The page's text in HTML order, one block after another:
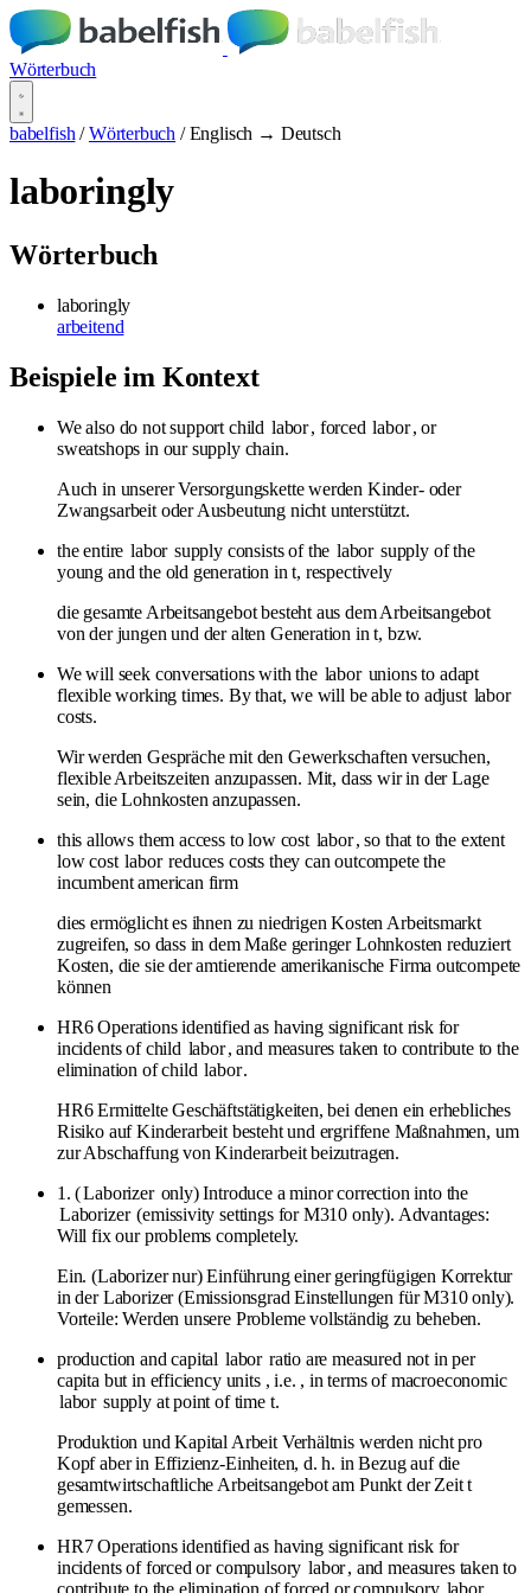
Wörterbuch
babelfish / Wörterbuch / Englisch → Deutsch
laboringly
Wörterbuch
laboringly
arbeitend
Beispiele im Kontext
We also do not support child labor, forced labor , or
sweatshops in our supply chain.
Auch in unserer Versorgungskette werden Kinder- oder
Zwangsarbeit oder Ausbeutung nicht unterstützt.
the entire labor supply consists of the labor supply of the
young and the old generation in t, respectively
die gesamte Arbeitsangebot besteht aus dem Arbeitsangebot
von der jungen und der alten Generation in t, bzw.
We will seek conversations with the labor unions to adapt
flexible working times. By that, we will be able to adjust labor
costs.
Wir werden Gespräche mit den Gewerkschaften versuchen,
flexible Arbeitszeiten anzupassen. Mit, dass wir in der Lage
sein, die Lohnkosten anzupassen.
this allows them access to low cost labor, so that to the extent
low cost labor reduces costs they can outcompete the
incumbent american firm
dies ermöglicht es ihnen zu niedrigen Kosten Arbeitsmarkt
zugreifen, so dass in dem Maße geringer Lohnkosten reduziert
Kosten, die sie der amtierende amerikanische Firma outcompete
können
HR6 Operations identified as having significant risk for
incidents of child labor, and measures taken to contribute to the
elimination of child labor.
HR6 Ermittelte Geschäftstätigkeiten, bei denen ein erhebliches
Risiko auf Kinderarbeit besteht und ergriffene Maßnahmen, um
zur Abschaffung von Kinderarbeit beizutragen.
1. (Laborizer only) Introduce a minor correction into the
Laborizer (emissivity settings for M310 only). Advantages:
Will fix our problems completely.
Ein. (Laborizer nur) Einführung einer geringfügigen Korrektur
in der Laborizer (Emissionsgrad Einstellungen für M310 only).
Vorteile: Werden unsere Probleme vollständig zu beheben.
production and capital labor ratio are measured not in per
capita but in efficiency units , i.e. , in terms of macroeconomic
labor supply at point of time t.
Produktion und Kapital Arbeit Verhältnis werden nicht pro
Kopf aber in Effizienz-Einheiten, d. h. in Bezug auf die
gesamtwirtschaftliche Arbeitsangebot am Punkt der Zeit t
gemessen.
HR7 Operations identified as having significant risk for
incidents of forced or compulsory labor, and measures taken to
contribute to the elimination of forced or compulsory labor